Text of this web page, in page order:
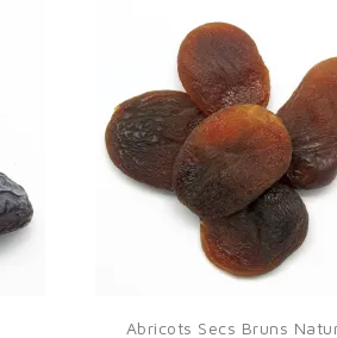
 Aperçu rapide
Abricots Secs Bruns